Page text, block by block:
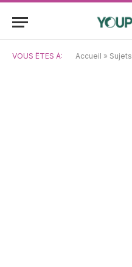
VOUS ÊTES À: Accueil » Sujets